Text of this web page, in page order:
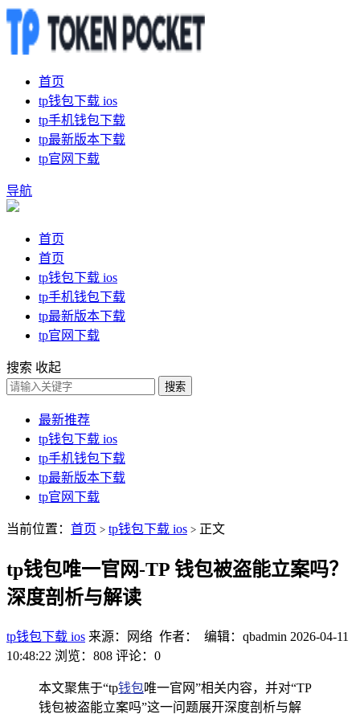
首页
tp钱包下载 ios
tp手机钱包下载
tp最新版本下载
tp官网下载
导航
首页
首页
tp钱包下载 ios
tp手机钱包下载
tp最新版本下载
tp官网下载
搜索 收起
搜索
最新推荐
tp钱包下载 ios
tp手机钱包下载
tp最新版本下载
tp官网下载
当前位置： 首页 > tp钱包下载 ios > 正文
tp钱包唯一官网-TP 钱包被盗能立案吗？
深度剖析与解读
tp钱包下载 ios 来源：网络 作者： 编辑：qbadmin 2026-04-11
10:48:22 浏览：808 评论：0
本文聚焦于“tp钱包唯一官网”相关内容，并对“TP
钱包被盗能立案吗”这一问题展开深度剖析与解